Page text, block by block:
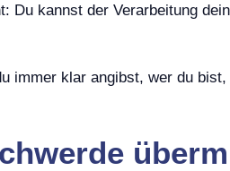
Du kannst der Verarbeitung
immer klar angibst, wer du